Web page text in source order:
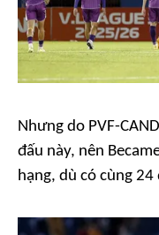
Nhưng do PVF-
đấu này, nên
hạng, dù có cùng